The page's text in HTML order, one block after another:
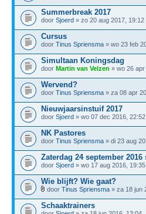
Summerbreak 2017
door Sjoerd » zo 20 aug 2017, 19:12
Cursus
door Tinus Spriensma » wo 23 feb
Simultaan Koningsdag
door Martin van Velzen » wo 26
Wervend?
door Tinus Spriensma » za 08 apr
Nieuwjaarsinstuif 2017
door Sjoerd » wo 07 dec 2016, 22:52
NK Pastores
door Tinus Spriensma » di 23 aug
Zaterdag 24 september
door Sjoerd » wo 17 aug 2016, 19:35
Wie blijft? Wie gaat?
door Tinus Spriensma » za 18 jun
Schaaktrainers